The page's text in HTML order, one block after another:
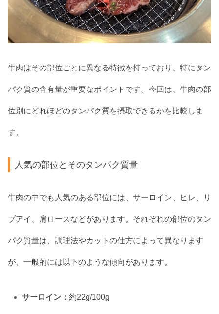
牛肉はその部位ごとに異なる特徴を持っており、特にタン
パク質の含有量が重要なポイントです。今回は、牛肉の部
位別にどれほどのタンパク質を摂取できるかを比較しま
す。
人気の部位とそのタンパク質量
牛肉の中でも人気のある部位には、サーロイン、ヒレ、リ
ブアイ、肩ロースなどがあります。それぞれの部位のタン
パク質量は、調理法やカットの仕方によって異なります
が、一般的には以下のような傾向があります。
サーロイン：約22g/100g